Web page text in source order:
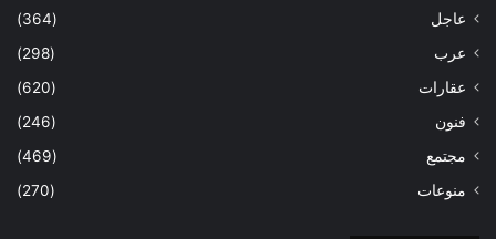
عاجل
(364)
عرب
(298)
عقارات
(620)
فنون
(246)
مجتمع
(469)
منوعات
(270)